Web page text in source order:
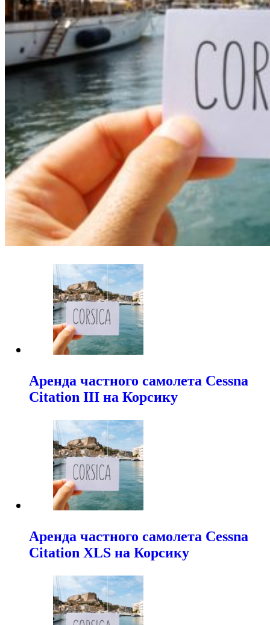
Аренда частного самолета Cessna
Citation III на Корсику
Аренда частного самолета Cessna
Citation XLS на Корсику